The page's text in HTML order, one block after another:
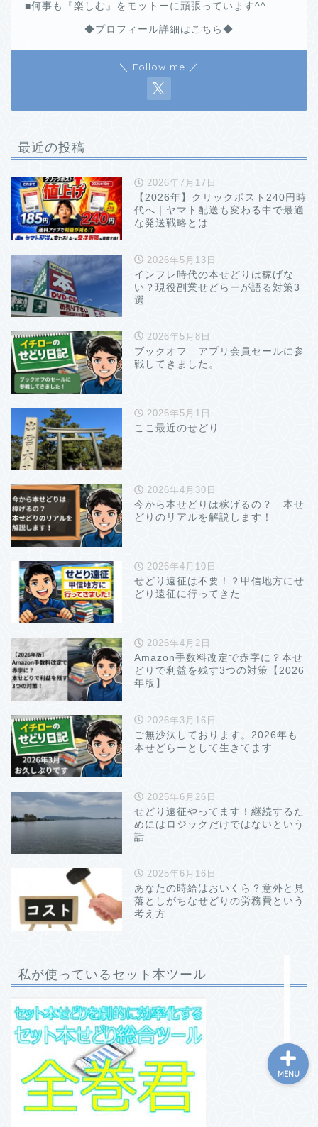
■何事も『楽しむ』をモットーに頑張っています^^
◆プロフィール詳細はこちら◆
＼ Follow me ／
最近の投稿
2026年7月17日
【2026年】クリックポスト240円時
代へ｜ヤマト配送も変わる中で最適
な発送戦略とは
2026年5月13日
インフレ時代の本せどりは稼げな
い？現役副業せどらーが語る対策3
選
2026年5月8日
ブックオフ アプリ会員セールに参
戦してきました。
2026年5月1日
ここ最近のせどり
2026年4月30日
今から本せどりは稼げるの？ 本せ
どりのリアルを解説します！
2026年4月10日
せどり遠征は不要！？甲信地方にせ
どり遠征に行ってきた
2026年4月2日
Amazon手数料改定で赤字に？本せ
どりで利益を残す3つの対策【2026
年版】
2026年3月16日
ご無沙汰しております。2026年も
本せどらーとして生きてます
2025年6月26日
せどり遠征やってます！継続するた
めにはロジックだけではないという
話
2025年6月16日
あなたの時給はおいくら？意外と見
落としがちなせどりの労務費という
考え方
私が使っているセット本ツール
MENU
ホーム
お問い合わせ